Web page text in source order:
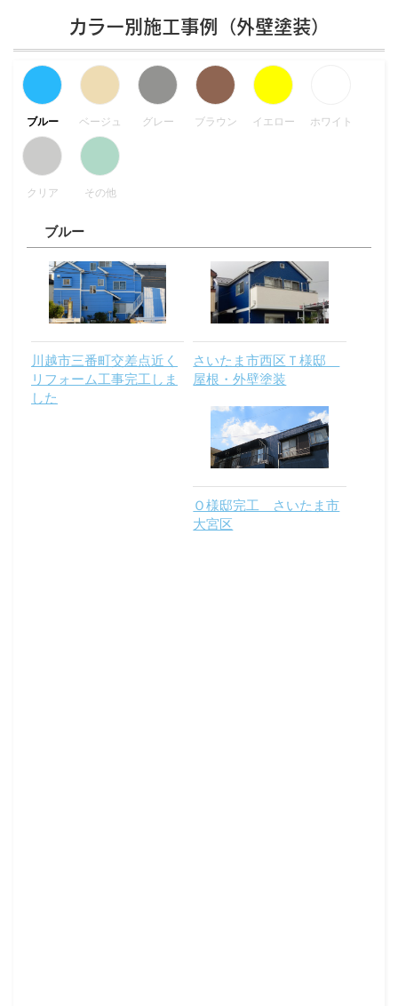
カラー別施工事例（外壁塗装）
ブルー
ブルー
川越市三番町交差点近く
リフォーム工事完工しま
した
さいたま市西区Ｔ様邸
屋根・外壁塗装
Ｏ様邸完工 さいたま市
大宮区
ベージュ グレー ブラウン イエロー ホワイト
クリア その他